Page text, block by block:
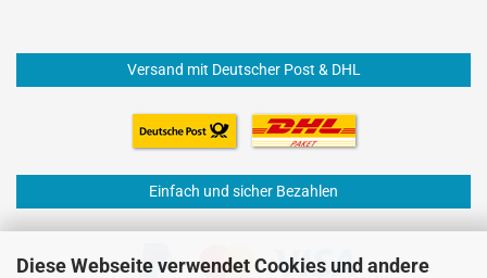
Diese Webseite verwendet Cookies und andere
Versand mit Deutscher Post & DHL
Einfach und sicher Bezahlen